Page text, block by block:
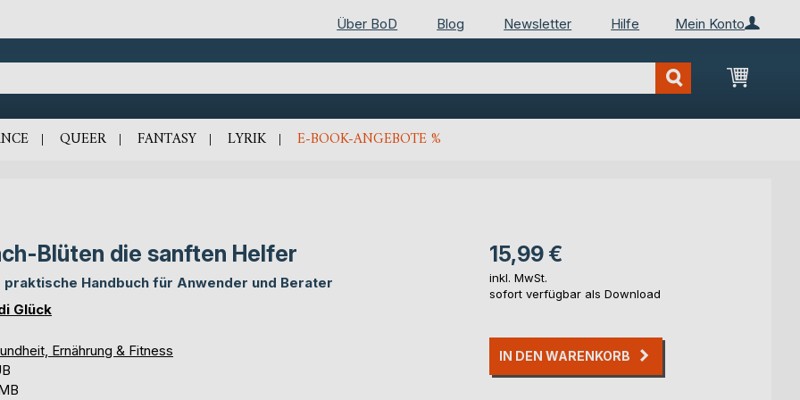
Mein Konto
Über BoD Blog Newsletter Hilfe
Mein
QUEER FANTASY LYRIK E-BOOK-ANGEBOTE %
Blüten die sanften Helfer
praktische Handbuch für Anwender und Berater
Glück
Ernährung & Fitness
15,99 €
inkl. MwSt.
sofort verfügbar als Download
IN DEN WARENKORB